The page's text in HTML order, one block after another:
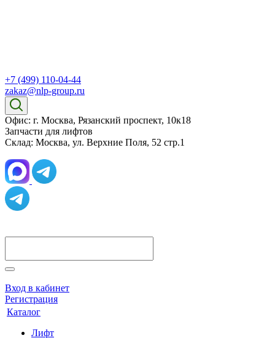
+7 (499) 110-04-44
zakaz@nlp-group.ru
Офис: г. Москва, Рязанский проспект, 10к18
Запчасти для лифтов
Склад: Москва, ул. Верхние Поля, 52 стр.1
Вход в кабинет
Регистрация
Каталог
Лифт